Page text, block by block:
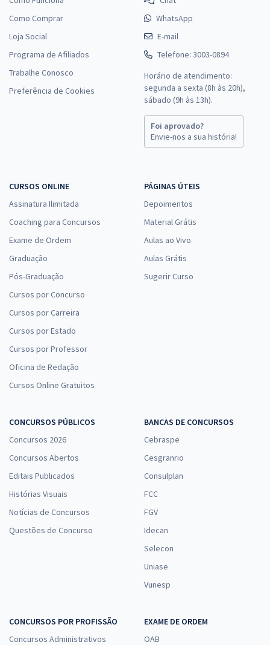
Como Comprar
Loja Social
Programa de Afiliados
Trabalhe Conosco
Preferência de Cookies
WhatsApp
E-mail
Telefone: 3003-0894
Horário de atendimento:
segunda a sexta (8h às 20h),
sábado (9h às 13h).
Foi aprovado?
Envie-nos a sua história!
CURSOS ONLINE
Assinatura Ilimitada
Coaching para Concursos
Exame de Ordem
Graduação
Pós-Graduação
Cursos por Concurso
Cursos por Carreira
Cursos por Estado
Cursos por Professor
Oficina de Redação
Cursos Online Gratuitos
PÁGINAS ÚTEIS
Depoimentos
Material Grátis
Aulas ao Vivo
Aulas Grátis
Sugerir Curso
CONCURSOS PÚBLICOS
Concursos 2026
Concursos Abertos
Editais Publicados
Histórias Visuais
Notícias de Concursos
Questões de Concurso
BANCAS DE CONCURSOS
Cebraspe
Cesgranrio
Consulplan
FCC
FGV
Idecan
Selecon
Uniase
Vunesp
CONCURSOS POR PROFISSÃO
Concursos Administrativos
EXAME DE ORDEM
OAB